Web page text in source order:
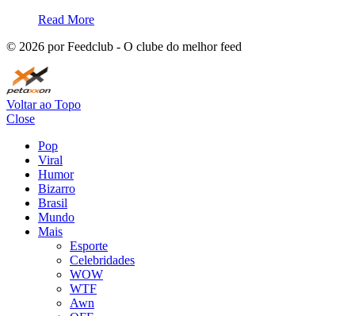
Read More
© 2026 por Feedclub - O clube do melhor feed
Voltar ao Topo
Close
Pop
Viral
Humor
Bizarro
Brasil
Mundo
Mais
Esporte
Celebridades
WOW
WTF
Awn